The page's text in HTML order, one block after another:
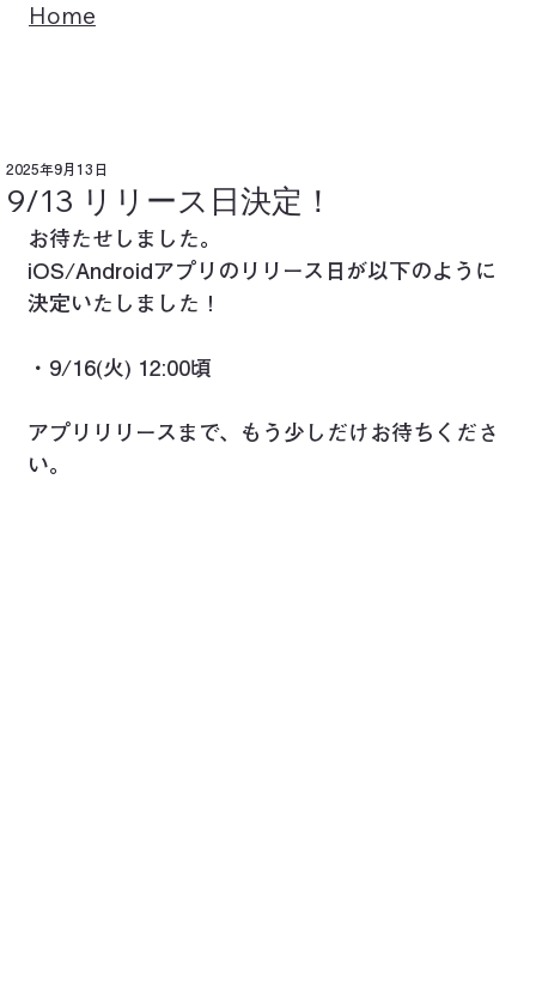
Home
9/13 リリース日決定！
2025年9月13日
お待たせしました。
iOS/Androidアプリのリリース日が以下のように
決定いたしました！
・9/16(火) 12:00頃
アプリリリースまで、もう少しだけお待ちくださ
い。